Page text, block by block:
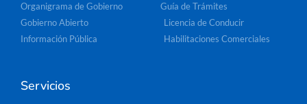
Organigrama de Gobierno
Gobierno Abierto
Información Pública
Guía de Trámites
Licencia de Conducir
Habilitaciones Comerciales
Servicios